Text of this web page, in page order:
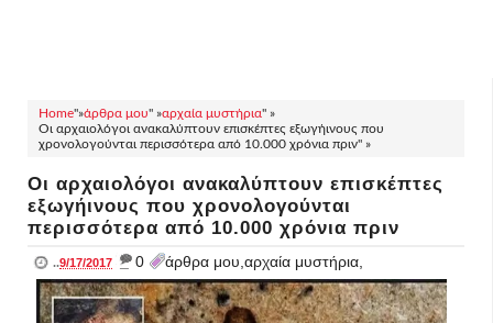
Home"»άρθρα μου" »αρχαία μυστήρια" »
Οι αρχαιολόγοι ανακαλύπτουν επισκέπτες εξωγήινους που
χρονολογούνται περισσότερα από 10.000 χρόνια πριν" »
Οι αρχαιολόγοι ανακαλύπτουν επισκέπτες
εξωγήινους που χρονολογούνται
περισσότερα από 10.000 χρόνια πριν
..9/17/2017 _ 0 άρθρα μου,αρχαία μυστήρια,